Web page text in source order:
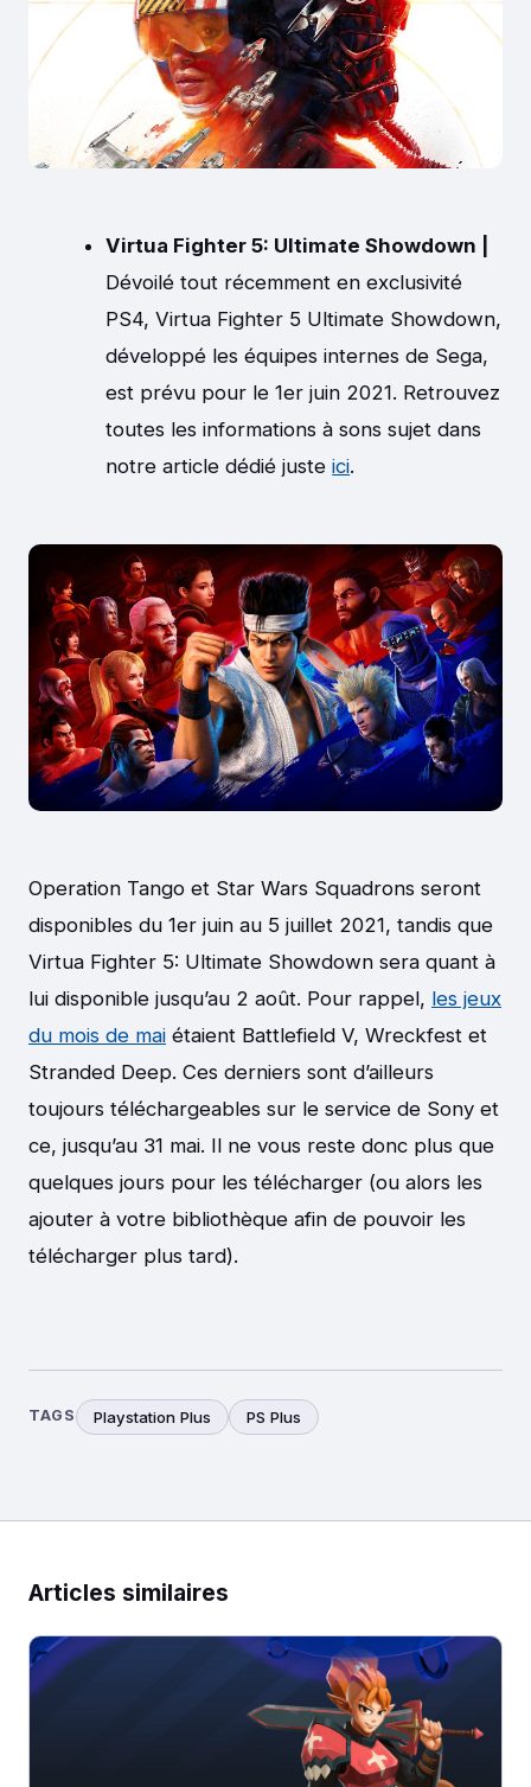
Virtua Fighter 5: Ultimate Showdown |
Dévoilé tout récemment en exclusivité
PS4, Virtua Fighter 5 Ultimate Showdown,
développé les équipes internes de Sega,
est prévu pour le 1er juin 2021. Retrouvez
toutes les informations à sons sujet dans
notre article dédié justeici.
Operation Tango et Star Wars Squadrons seront
disponibles du 1er juin au 5 juillet 2021, tandis que
Virtua Fighter 5: Ultimate Showdown sera quant à
lui disponible jusqu’au 2 août. Pour rappel, les jeux
du mois de mai étaient Battlefield V, Wreckfest et
Stranded Deep. Ces derniers sont d’ailleurs
toujours téléchargeables sur le service de Sony et
ce, jusqu’au 31 mai. Il ne vous reste donc plus que
quelques jours pour les télécharger (ou alors les
ajouter à votre bibliothèque afin de pouvoir les
télécharger plus tard).
TAGS Playstation Plus PS Plus
Articles similaires